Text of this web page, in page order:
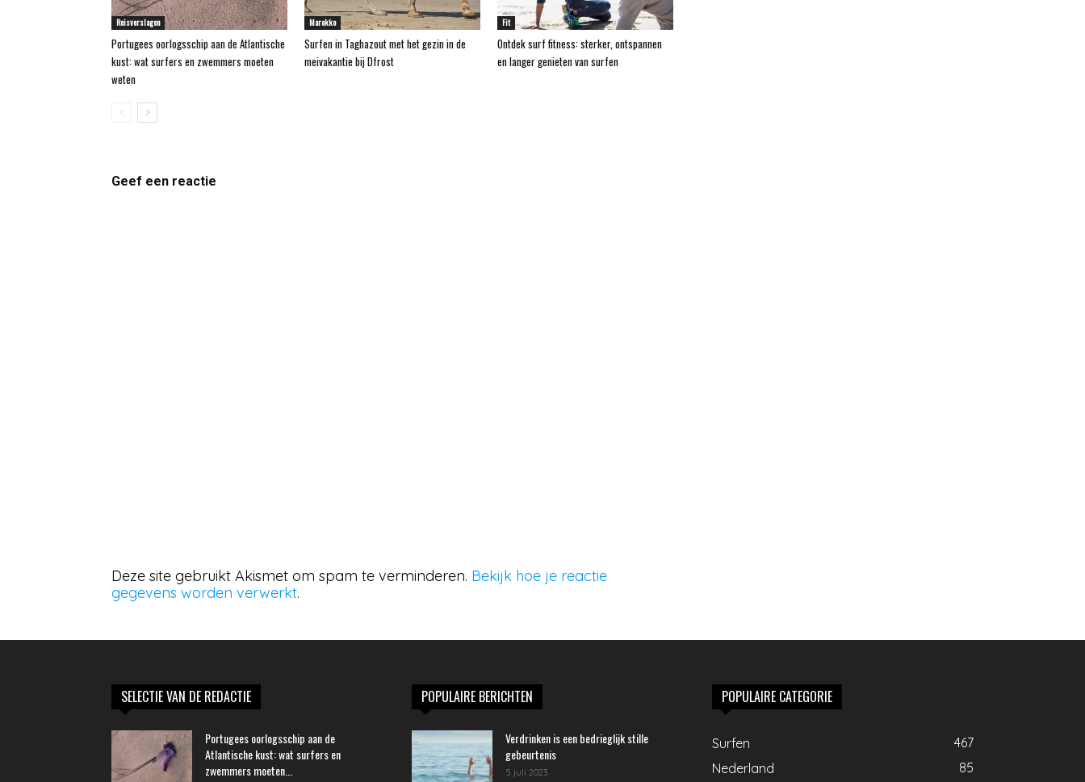
Reisverslagen
Portugees oorlogsschip aan de Atlantische
kust: wat surfers en zwemmers moeten
weten
Marokko
Surfen in Taghazout met het gezin in de
meivakantie bij Dfrost
Fit
Ontdek surf fitness: sterker, ontspannen
en langer genieten van surfen
Geef een reactie
Deze site gebruikt Akismet om spam te verminderen. Bekijk hoe je reactie
gegevens worden verwerkt.
SELECTIE VAN DE REDACTIE
Portugees oorlogsschip aan de
Atlantische kust: wat surfers en
zwemmers moeten...
POPULAIRE BERICHTEN
Verdrinken is een bedrieglijk stille
gebeurtenis
5 juli 2023
POPULAIRE CATEGORIE
Surfen
467
Nederland
85